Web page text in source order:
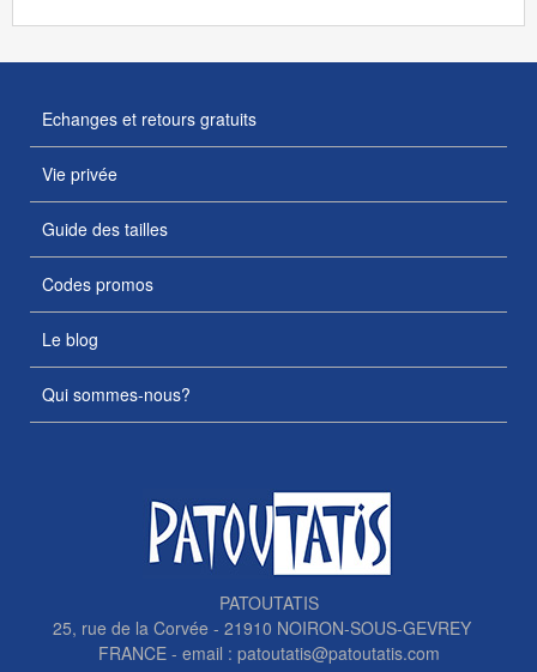
Echanges et retours gratuits
Vie privée
Guide des tailles
Codes promos
Le blog
Qui sommes-nous?
PATOUTATIS
25, rue de la Corvée - 21910 NOIRON-SOUS-GEVREY
FRANCE - email : patoutatis@patoutatis.com